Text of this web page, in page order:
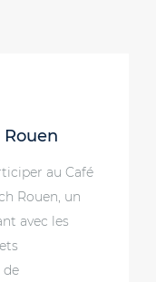
Rouen
au Café
Rouen, un
avec les
de